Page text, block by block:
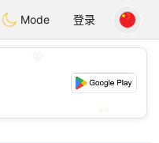
chat
Mode 登录